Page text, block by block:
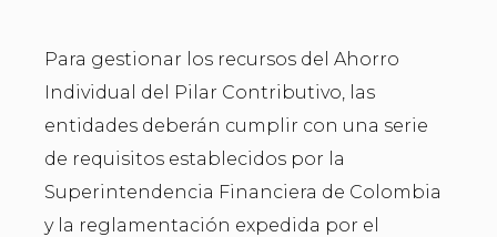
Para gestionar los recursos del Ahorro
Individual del Pilar Contributivo, las
entidades deberán cumplir con una serie
de requisitos establecidos por la
Superintendencia Financiera de Colombia
y la reglamentación expedida por el